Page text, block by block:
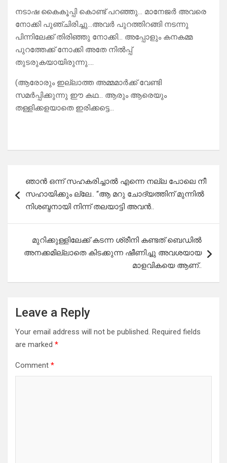
നടാഷ കൈകൂപ്പി കൊണ്ട് പറഞ്ഞു… മാനേജർ അവരെ
നോക്കി പുഞ്ചിരിച്ചു…അവർ പുറത്തിറങ്ങി നടന്നു
പിന്നിലേക്ക് തിരിഞ്ഞു നോക്കി… അപ്പോളും കനകമ്മ
പുറത്തേക്ക് നോക്കി അതേ നിൽപ്പ്
തുടരുകയായിരുന്നു….
(ആരോരും ഇല്ലാത്ത അമ്മമാർക്ക് വേണ്ടി
സമർപ്പിക്കുന്നു ഈ കഥ… ആരും ആരെയും
തള്ളിക്കളയാതെ ഇരിക്കട്ടെ…
navigation
ഞാൻ ഒന്ന് സഹകരിച്ചാൽ എന്നെ നല്ല പോലെ നീ
സഹായിക്കും ല്ലേ.. “ആ മറു ചോദ്യത്തിന് മുന്നിൽ
നിശബ്ദനായി നിന്ന് തലയാട്ടി അവൻ..
മുറിക്കുള്ളിലേക്ക് കടന്ന ശ്രീനി കണ്ടത് ബെഡിൽ
അനക്കമില്ലാതെ കിടക്കുന്ന ഷീണിച്ചു അവശയായ
മാളവികയെ ആണ്..
Leave a Reply
Your email address will not be published. Required fields
are marked *
Comment *